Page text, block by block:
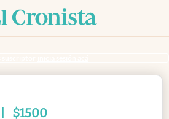
$1500